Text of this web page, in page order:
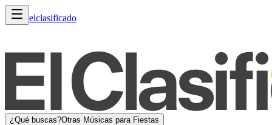
elclasificado
¿Qué buscas?Otras Músicas para Fiestas